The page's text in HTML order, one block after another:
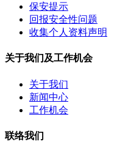
保安提示
回报安全性问题
收集个人资料声明
关于我们及工作机会
关于我们
新闻中心
工作机会
联络我们